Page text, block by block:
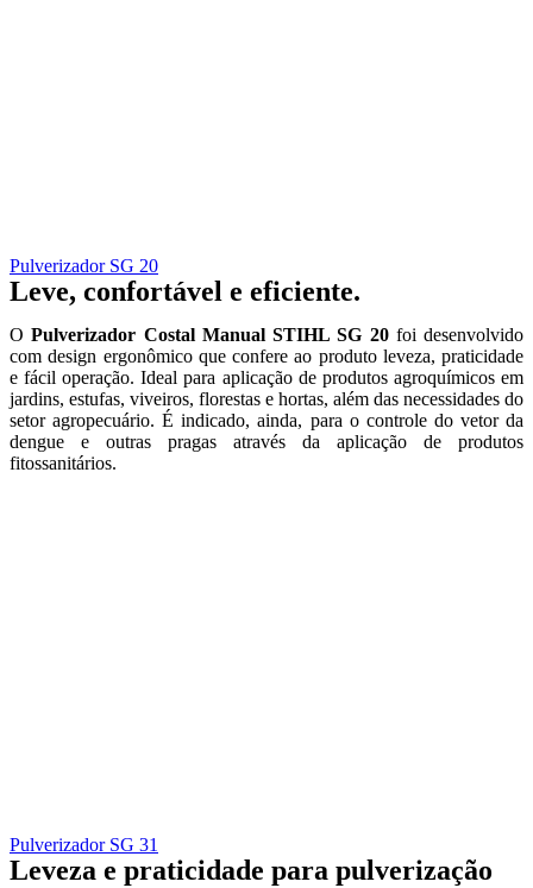
Pulverizador SG 20
Leve, confortável e eficiente.
OPulverizador Costal Manual STIHL SG 20 foi desenvolvido
com design ergonômico que confere ao produto leveza, praticidade
e fácil operação. Ideal para aplicação de produtos agroquímicos em
jardins, estufas, viveiros, florestas e hortas, além das necessidades do
setor agropecuário. É indicado, ainda, para o controle do vetor da
dengue e outras pragas através da aplicação de produtos
fitossanitários.
Pulverizador SG 31
Leveza e praticidade para pulverização